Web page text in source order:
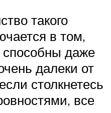
такого
в том,
способны даже
далеки от
столкнетесь
все